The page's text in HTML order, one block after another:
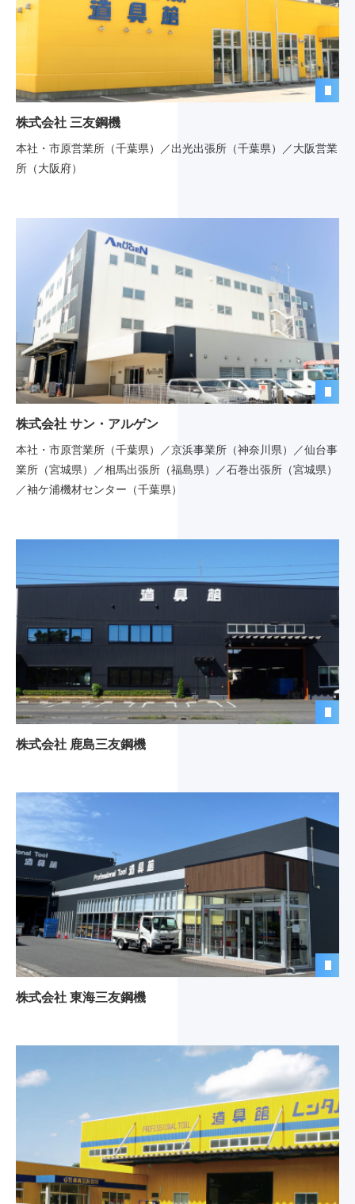
株式会社 三友鋼機
本社・市原営業所（千葉県）／出光出張所（千葉県）／大阪営業
所（大阪府）
株式会社 サン・アルゲン
本社・市原営業所（千葉県）／京浜事業所（神奈川県）／仙台事
業所（宮城県）／相馬出張所（福島県）／石巻出張所（宮城県）
／袖ケ浦機材センター（千葉県）
株式会社 鹿島三友鋼機
株式会社 東海三友鋼機